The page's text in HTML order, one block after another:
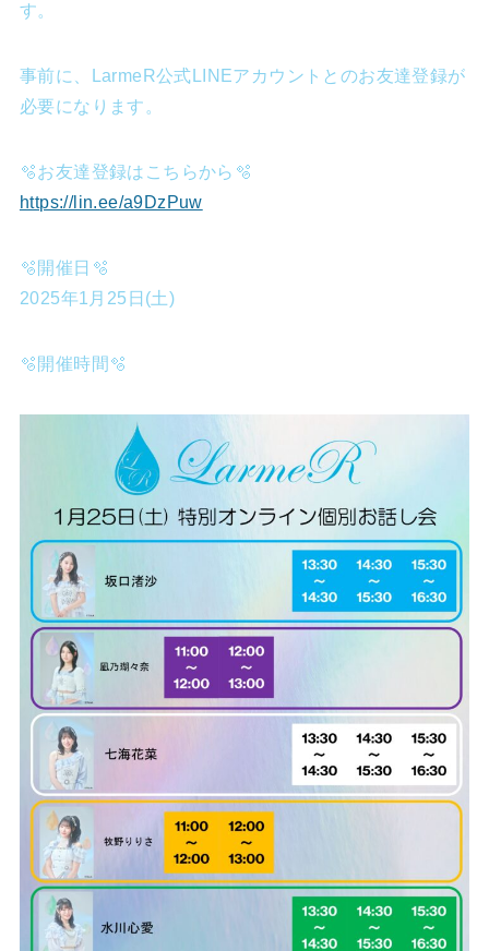
す。
事前に、LarmeR公式LINEアカウントとのお友達登録が
必要になります。
🫧お友達登録はこちらから🫧
https://lin.ee/a9DzPuw
🫧開催日🫧
2025年1月25日(土)
🫧開催時間🫧